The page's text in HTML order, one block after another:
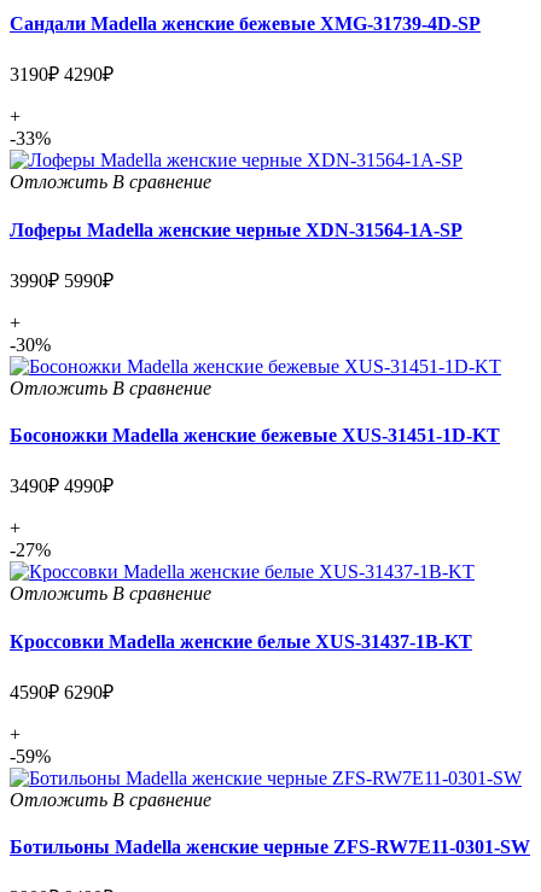
Сандали Madella женские бежевые XMG-31739-4D-SP
3190₽ 4290₽
+
-33%
Отложить В сравнение
Лоферы Madella женские черные XDN-31564-1A-SP
3990₽ 5990₽
+
-30%
Отложить В сравнение
Босоножки Madella женские бежевые XUS-31451-1D-KT
3490₽ 4990₽
+
-27%
Отложить В сравнение
Кроссовки Madella женские белые XUS-31437-1B-KT
4590₽ 6290₽
+
-59%
Отложить В сравнение
Ботильоны Madella женские черные ZFS-RW7E11-0301-SW